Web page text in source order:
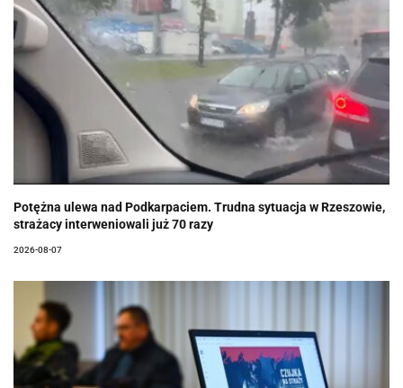
Potężna ulewa nad Podkarpaciem. Trudna sytuacja w Rzeszowie,
strażacy interweniowali już 70 razy
2026-08-07